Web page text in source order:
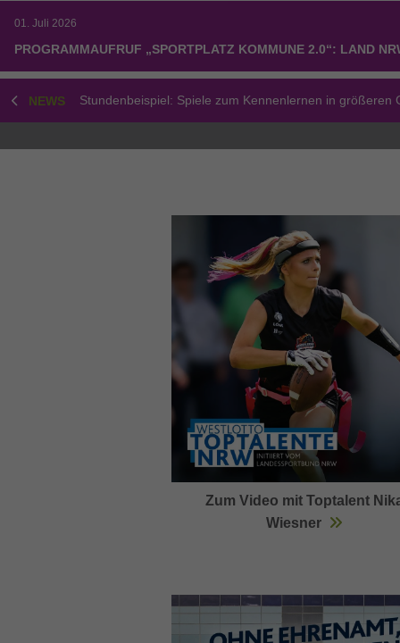
01. Juli 2026
PROGRAMMAUFRUF „SPORTPLATZ KOMMUNE 2.0“: LAND
NEWS Stundenbeispiel: Spiele zum Kennenlernen in größeren
Zum Video mit Toptalent
Wiesner